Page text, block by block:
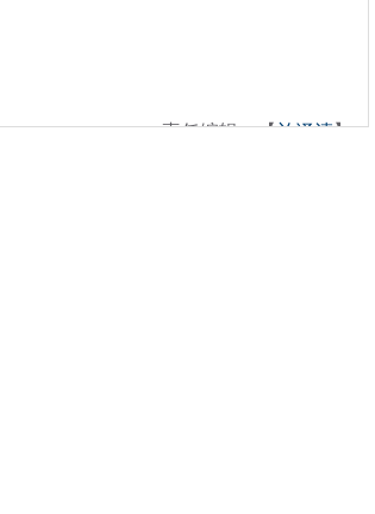
责任编辑：【兰泽清】